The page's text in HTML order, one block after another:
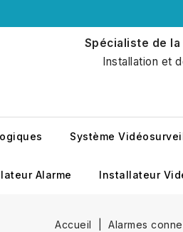
Spécialiste de
Installation et
Système
Alarme Installateur
Accueil Alarmes